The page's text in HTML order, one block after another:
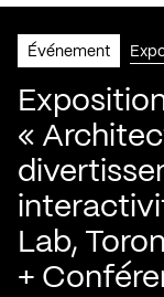
Événement
«
Lab,
+